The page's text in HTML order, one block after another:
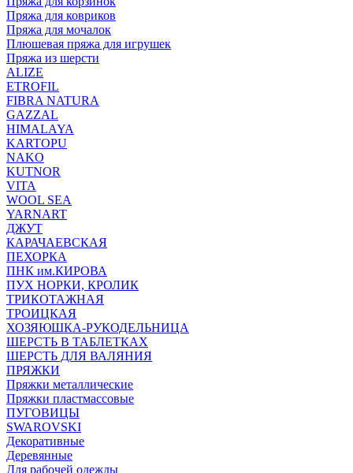
Пряжа для ковриков
Пряжа для мочалок
Плюшевая пряжа для игрушек
Пряжа из шерсти
ALIZE
ETROFIL
FIBRA NATURA
GAZZAL
HIMALAYA
KARTOPU
NAKO
KUTNOR
VITA
WOOL SEA
YARNART
ДЖУТ
КАРАЧАЕВСКАЯ
ПЕХОРКА
ПНК им.КИРОВА
ПУХ НОРКИ, КРОЛИК
ТРИКОТАЖНАЯ
ТРОИЦКАЯ
ХОЗЯЮШКА-РУКОДЕЛЬНИЦА
ШЕРСТЬ В ТАБЛЕТКАХ
ШЕРСТЬ ДЛЯ ВАЛЯНИЯ
ПРЯЖКИ
Пряжки металлические
Пряжки пластмассовые
ПУГОВИЦЫ
SWAROVSKI
Декоративные
Деревянные
Для рабочей одежды